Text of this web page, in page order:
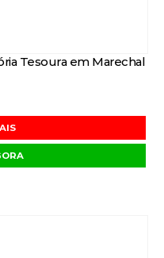
Tesoura em Marechal